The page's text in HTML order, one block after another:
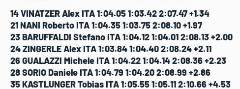
14 VINATZER Alex ITA 1:04.05 1:03.42 2:07.47 +1.34
21 NANI Roberto ITA 1:04.35 1:03.75 2:08.10 +1.97
23 BARUFFALDI Stefano ITA 1:04.12 1:04.01 2:08.13 +2.00
24 ZINGERLE Alex ITA 1:03.84 1:04.40 2:08.24 +2.11
26 GUALAZZI Michele ITA 1:04.22 1:04.14 2:08.36 +2.23
28 SORIO Daniele ITA 1:04.79 1:04.20 2:08.99 +2.86
35 KASTLUNGER Tobias ITA 1:05.55 1:05.11 2:10.66 +4.53